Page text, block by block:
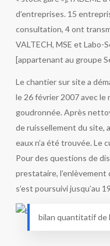
d’entreprises. 15
consultation, 4 ont
VALTECH, MSE et Labo-
[appartenant au groupe
Le chantier sur site a
le 26 février 2007 avec
goudronnée. Après
de ruissellement du site,
eaux n’a été trouvée. Le
Pour des questions de
prestataire, l’enlèvement
s’est poursuivi jusqu’au
bilan quantitatif de